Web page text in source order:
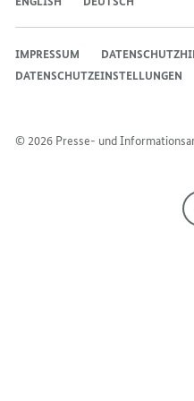
© 2026 Presse- und
IMPRESSUM
DATENSCHUTZEINSTELLUNGEN